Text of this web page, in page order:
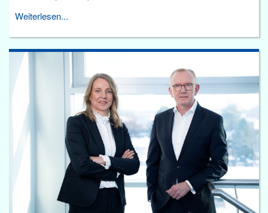
Weiterlesen...